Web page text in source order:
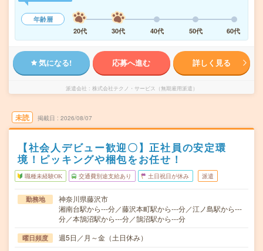
年齢層
20代
30代 40代 50代 60代
気になる! 応募へ進む 詳しく見る
派遣会社 株式会社テクノ・サービス（無期雇用派遣）
未読 掲載日 2026/08/07
【社会人デビュー歓迎〇】正社員の安定環
境！ピッキングや梱包をお任せ！
職種未経験OK 交通費別途支給あり 土日祝日が休み 派遣
勤務地
神奈川県藤沢市
湘南台駅から---分／藤沢本町駅から---分／江ノ島駅から---
分／本鵠沼駅から---分／鵠沼駅から---分
曜日頻度 週5日／月～金（土日休み）